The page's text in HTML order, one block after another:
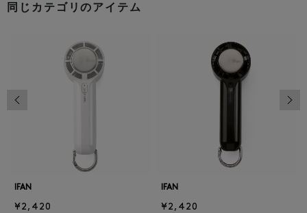
同じカテゴリのアイテム
IFAN
¥2,420
IFAN
¥2,420
前の画像